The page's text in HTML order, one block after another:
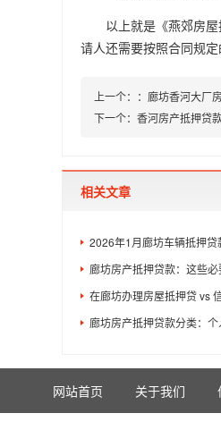
以上就是《燕郊房屋
请人还需要按照合同规
上一个： ： 廊坊香河大厂
下一个： 香河房产抵押贷
相关文章
2026年1月廊坊车辆抵押贷
廊坊房产抵押贷款：这些
在廊坊办理房屋抵押贷 vs
廊坊房产抵押贷款分类：个人消费贷
网站首页 关于我们